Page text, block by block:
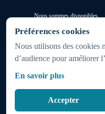
Préférences cookies
Nous utilisons des cookies
d’audience pour améliorer
En savoir plus
Accepter
Sidi Rahhal Chataï
Nous sommes disponibles
24h/24 - 7j/7
(week-ends et
Partout au Maroc